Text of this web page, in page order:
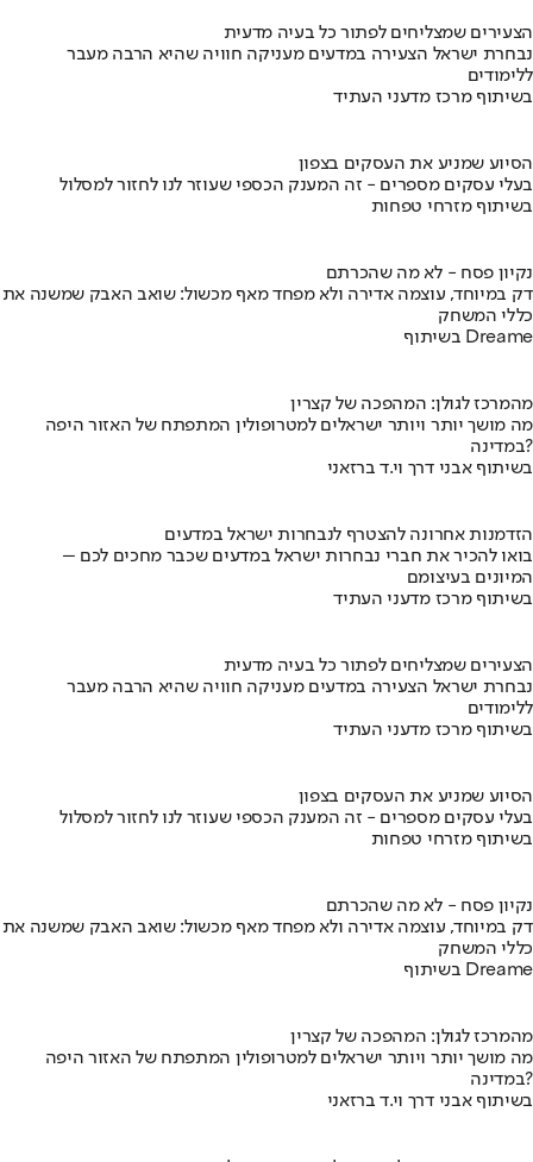
הצעירים שמצליחים לפתור כל בעיה מדעית
נבחרת ישראל הצעירה במדעים מעניקה חוויה שהיא הרבה מעבר
ללימודים
בשיתוף מרכז מדעני העתיד
הסיוע שמניע את העסקים בצפון
בעלי עסקים מספרים - זה המענק הכספי שעוזר לנו לחזור למסלול
בשיתוף מזרחי טפחות
נקיון פסח - לא מה שהכרתם
דק במיוחד, עוצמה אדירה ולא מפחד מאף מכשול: שואב האבק שמשנה את
כללי המשחק
בשיתוף Dreame
מהמרכז לגולן: המהפכה של קצרין
מה מושך יותר ויותר ישראלים למטרופולין המתפתח של האזור היפה
במדינה?
בשיתוף אבני דרך וי.ד ברזאני
הזדמנות אחרונה להצטרף לנבחרות ישראל במדעים
בואו להכיר את חברי נבחרות ישראל במדעים שכבר מחכים לכם –
המיונים בעיצומם
בשיתוף מרכז מדעני העתיד
הצעירים שמצליחים לפתור כל בעיה מדעית
נבחרת ישראל הצעירה במדעים מעניקה חוויה שהיא הרבה מעבר
ללימודים
בשיתוף מרכז מדעני העתיד
הסיוע שמניע את העסקים בצפון
בעלי עסקים מספרים - זה המענק הכספי שעוזר לנו לחזור למסלול
בשיתוף מזרחי טפחות
נקיון פסח - לא מה שהכרתם
דק במיוחד, עוצמה אדירה ולא מפחד מאף מכשול: שואב האבק שמשנה את
כללי המשחק
בשיתוף Dreame
מהמרכז לגולן: המהפכה של קצרין
מה מושך יותר ויותר ישראלים למטרופולין המתפתח של האזור היפה
במדינה?
בשיתוף אבני דרך וי.ד ברזאני